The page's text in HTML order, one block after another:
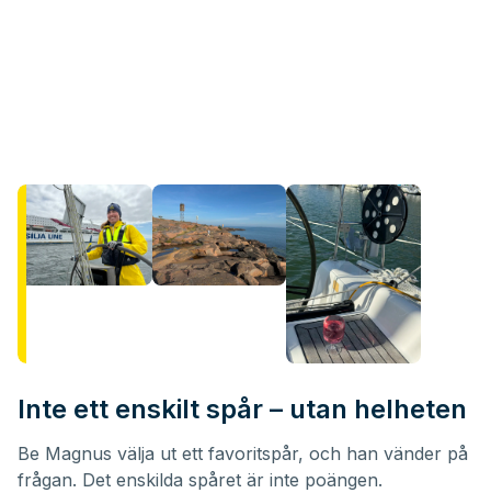
Inte ett enskilt spår – utan helheten
Be Magnus välja ut ett favoritspår, och han vänder på
frågan. Det enskilda spåret är inte poängen.